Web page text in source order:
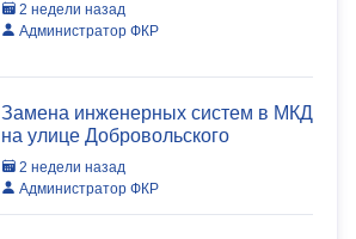
2 недели назад
Администратор ФКР
Замена инженерных систем в МКД
на улице Добровольского
2 недели назад
Администратор ФКР